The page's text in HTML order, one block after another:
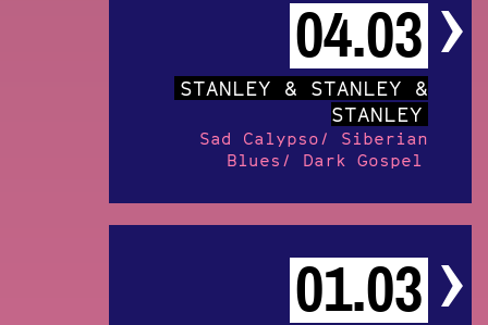
04.03
STANLEY & STANLEY &
STANLEY
Sad Calypso/ Siberian
Blues/ Dark Gospel
01.03